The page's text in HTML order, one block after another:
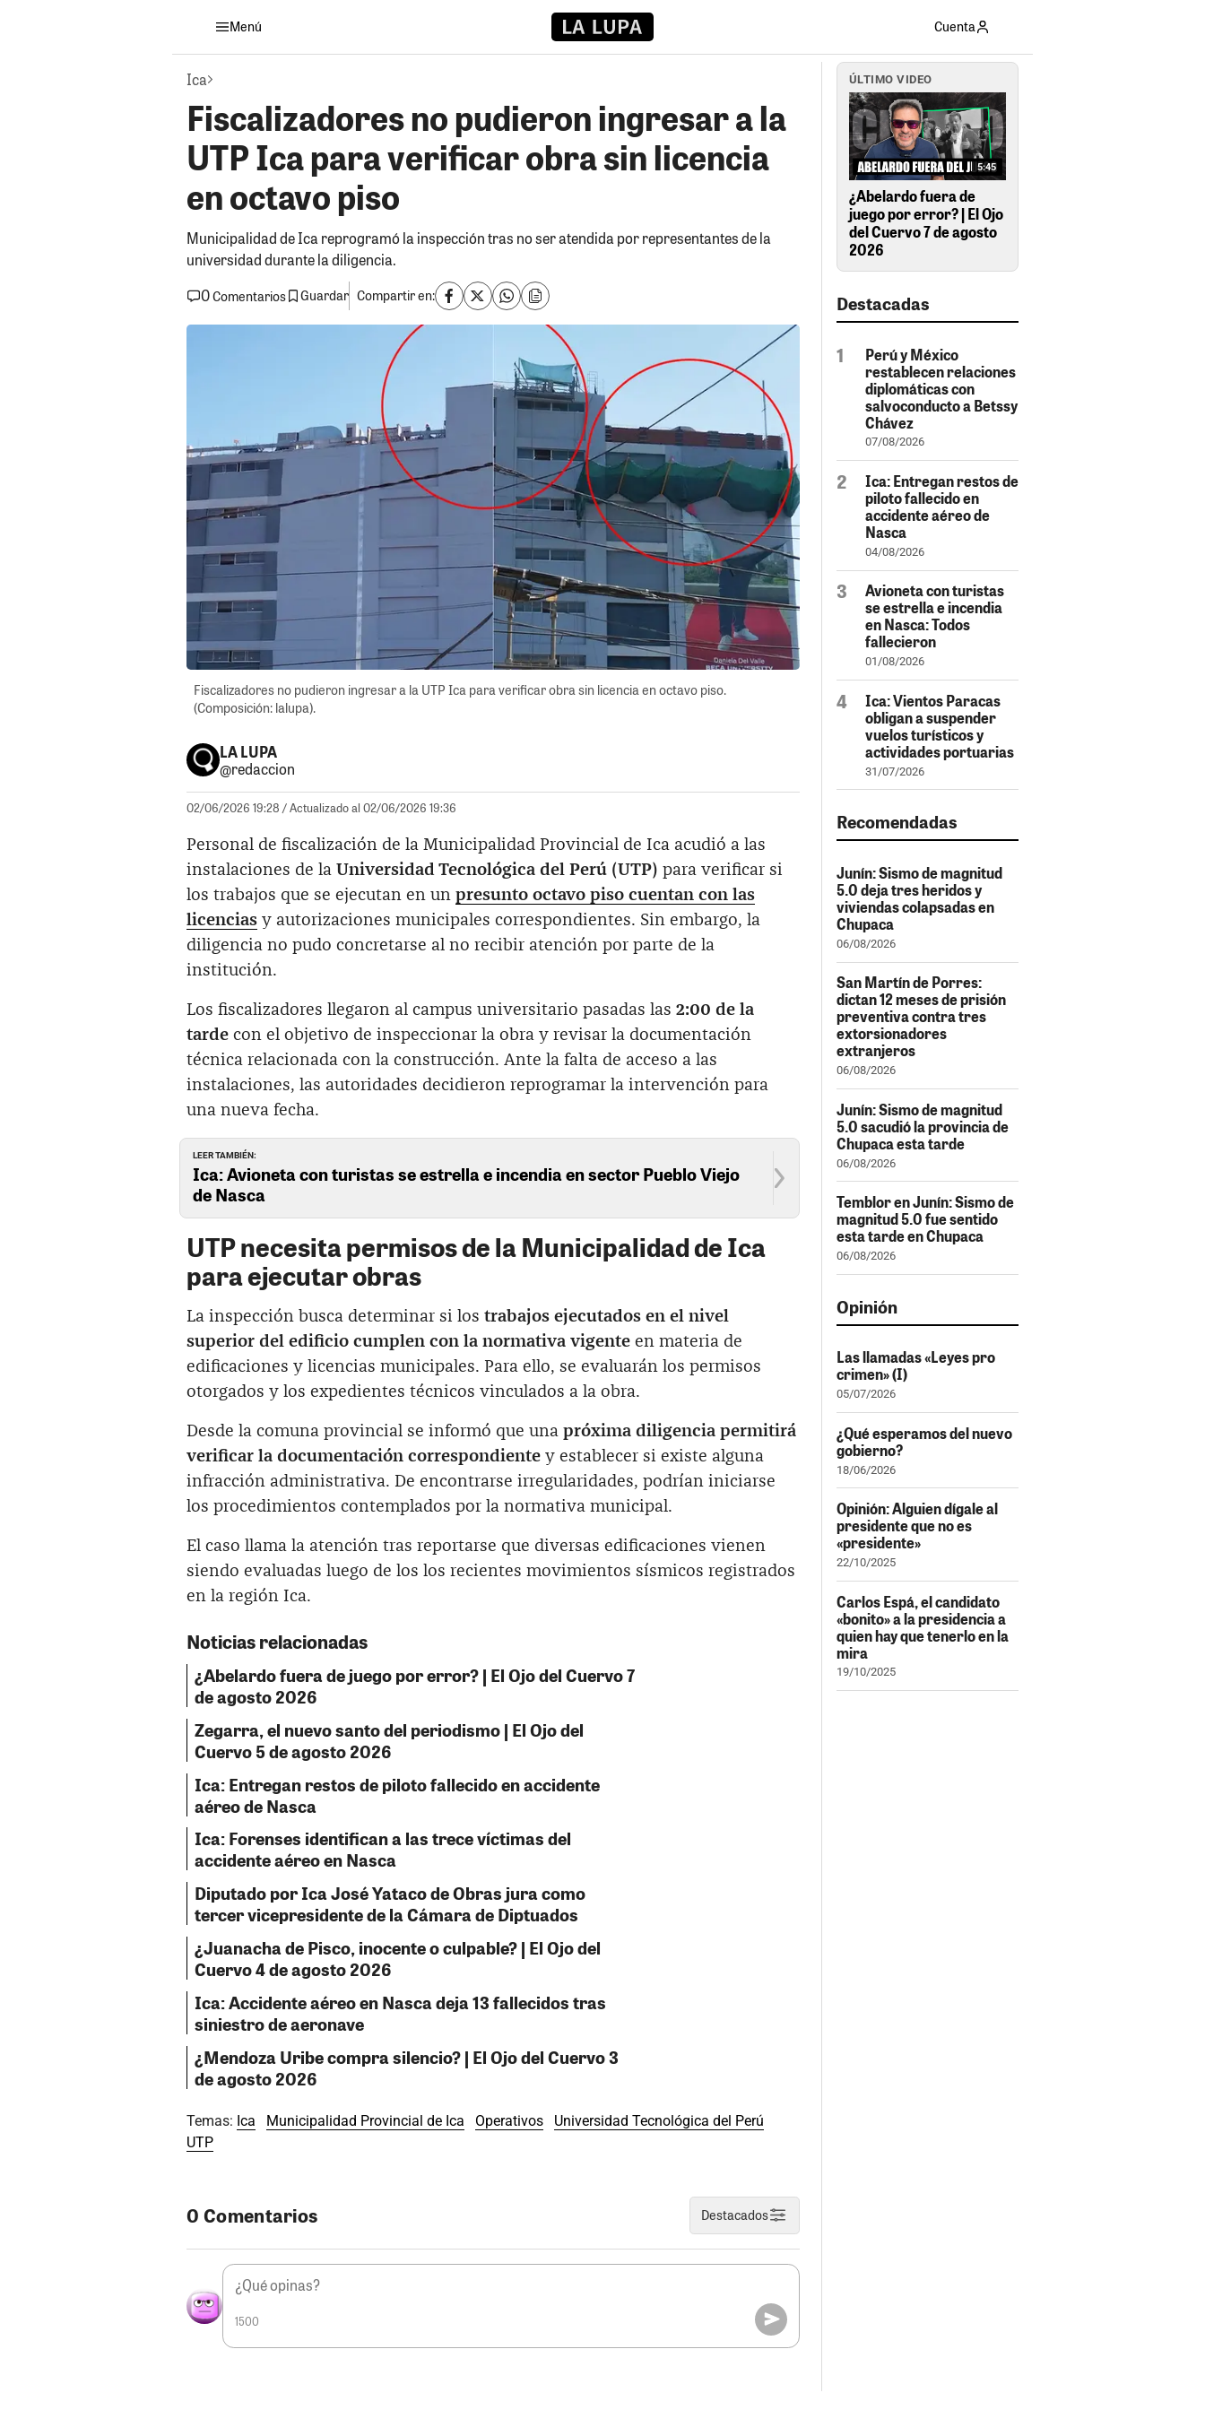
Menú Cuenta
Ica
Fiscalizadores no pudieron ingresar a la
UTP Ica para verificar obra sin licencia
en octavo piso
Municipalidad de Ica reprogramó la inspección tras no ser atendida por representantes de la
universidad durante la diligencia.
0Comentarios Guardar Compartir en:
Fiscalizadores no pudieron ingresar a la UTP Ica para verificar obra sin licencia en octavo piso.
(Composición: lalupa).
LA LUPA
@redaccion
02/06/2026 19:28 / Actualizado al 02/06/2026 19:36
Personal de fiscalización de la Municipalidad Provincial de Ica acudió a las
instalaciones de la Universidad Tecnológica del Perú (UTP) para verificar si
los trabajos que se ejecutan en un presunto octavo piso cuentan con las
licencias y autorizaciones municipales correspondientes. Sin embargo, la
diligencia no pudo concretarse al no recibir atención por parte de la
institución.
Los fiscalizadores llegaron al campus universitario pasadas las 2:00 de la
tarde con el objetivo de inspeccionar la obra y revisar la documentación
técnica relacionada con la construcción. Ante la falta de acceso a las
instalaciones, las autoridades decidieron reprogramar la intervención para
una nueva fecha.
LEER TAMBIÉN:
Ica: Avioneta con turistas se estrella e incendia en sector Pueblo Viejo
de Nasca
UTP necesita permisos de la Municipalidad de Ica
para ejecutar obras
La inspección busca determinar si los trabajos ejecutados en el nivel
superior del edificio cumplen con la normativa vigente en materia de
edificaciones y licencias municipales. Para ello, se evaluarán los permisos
otorgados y los expedientes técnicos vinculados a la obra.
Desde la comuna provincial se informó que una próxima diligencia permitirá
verificar la documentación correspondiente y establecer si existe alguna
infracción administrativa. De encontrarse irregularidades, podrían iniciarse
los procedimientos contemplados por la normativa municipal.
El caso llama la atención tras reportarse que diversas edificaciones vienen
siendo evaluadas luego de los los recientes movimientos sísmicos registrados
en la región Ica.
Noticias relacionadas
¿Abelardo fuera de juego por error? | El Ojo del Cuervo 7
de agosto 2026
Zegarra, el nuevo santo del periodismo | El Ojo del
Cuervo 5 de agosto 2026
Ica: Entregan restos de piloto fallecido en accidente
aéreo de Nasca
Ica: Forenses identifican a las trece víctimas del
accidente aéreo en Nasca
Diputado por Ica José Yataco de Obras jura como
tercer vicepresidente de la Cámara de Diptuados
¿Juanacha de Pisco, inocente o culpable? | El Ojo del
Cuervo 4 de agosto 2026
Ica: Accidente aéreo en Nasca deja 13 fallecidos tras
siniestro de aeronave
¿Mendoza Uribe compra silencio? | El Ojo del Cuervo 3
de agosto 2026
Temas: Ica Municipalidad Provincial de Ica Operativos
Universidad Tecnológica del Perú
UTP
0 Comentarios Destacados
1500
ÚLTIMO VIDEO
5:45
¿Abelardo fuera de
juego por error? | El Ojo
del Cuervo 7 de agosto
2026
Destacadas
Perú y México
restablecen relaciones
diplomáticas con
salvoconducto a Betssy
Chávez
07/08/2026
Ica: Entregan restos de
piloto fallecido en
accidente aéreo de
Nasca
04/08/2026
Avioneta con turistas
se estrella e incendia
en Nasca: Todos
fallecieron
01/08/2026
Ica: Vientos Paracas
obligan a suspender
vuelos turísticos y
actividades portuarias
31/07/2026
Recomendadas
Junín: Sismo de magnitud
5.0 deja tres heridos y
viviendas colapsadas en
Chupaca
06/08/2026
San Martín de Porres:
dictan 12 meses de prisión
preventiva contra tres
extorsionadores
extranjeros
06/08/2026
Junín: Sismo de magnitud
5.0 sacudió la provincia de
Chupaca esta tarde
06/08/2026
Temblor en Junín: Sismo de
magnitud 5.0 fue sentido
esta tarde en Chupaca
06/08/2026
Opinión
Las llamadas «Leyes pro
crimen» (I)
05/07/2026
¿Qué esperamos del nuevo
gobierno?
18/06/2026
Opinión: Alguien dígale al
presidente que no es
«presidente»
22/10/2025
Carlos Espá, el candidato
«bonito» a la presidencia a
quien hay que tenerlo en la
mira
19/10/2025